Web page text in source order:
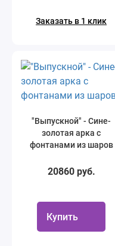
Заказать в 1 клик
"Выпускной" - Сине-
золотая арка с
фонтанами из шаров
20860 руб.
Купить